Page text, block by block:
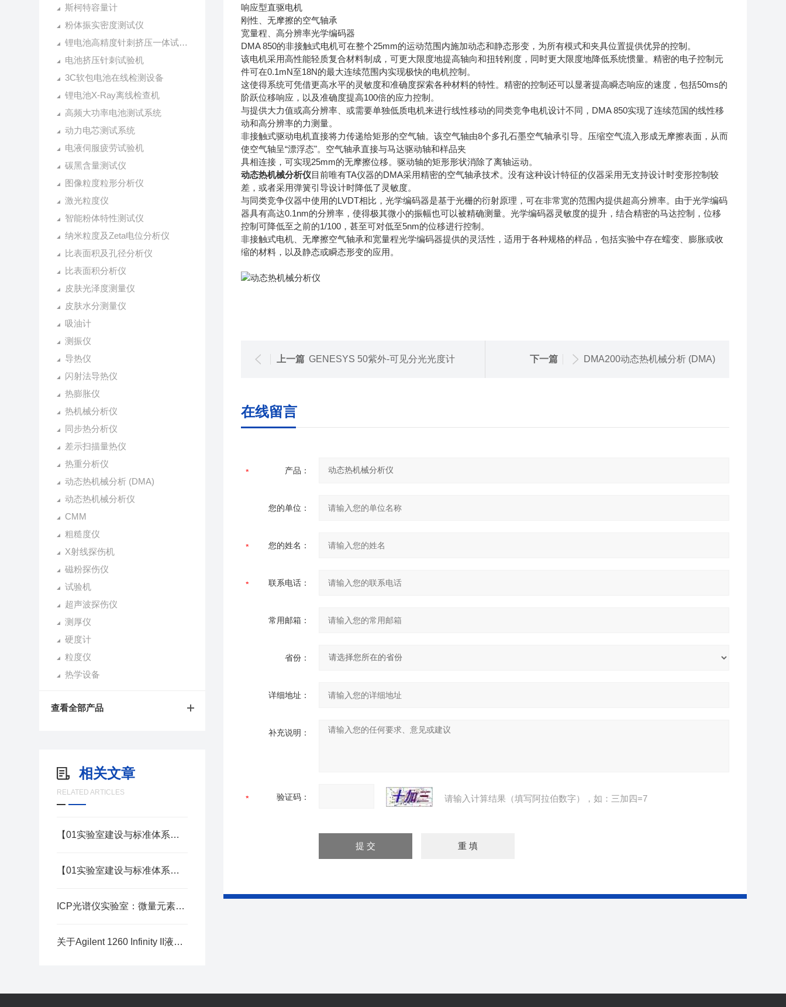
斯柯特容量计
粉体振实密度测试仪
锂电池高精度针刺挤压一体试验机
电池挤压针刺试验机
3C软包电池在线检测设备
锂电池X-Ray离线检查机
高频大功率电池测试系统
动力电芯测试系统
电液伺服疲劳试验机
碳黑含量测试仪
图像粒度粒形分析仪
激光粒度仪
智能粉体特性测试仪
纳米粒度及Zeta电位分析仪
比表面积及孔径分析仪
比表面积分析仪
皮肤光泽度测量仪
皮肤水分测量仪
吸油计
测振仪
导热仪
闪射法导热仪
热膨胀仪
热机械分析仪
同步热分析仪
差示扫描量热仪
热重分析仪
动态热机械分析 (DMA)
动态热机械分析仪
CMM
粗糙度仪
X射线探伤机
磁粉探伤仪
试验机
超声波探伤仪
测厚仪
硬度计
粒度仪
热学设备
查看全部产品
相关文章
RELATED ARTICLES
【01实验室建设与标准体系】之环境控制：温湿度振动一体化管控系统
【01实验室建设与标准体系】之计量溯源：ISO/IEC 17025实验室建设指南
ICP光谱仪实验室：微量元素分析的精密殿堂
关于Agilent 1260 Infinity II液相色谱系统的技术解析
响应型直驱电机
刚性、无摩擦的空气轴承
宽量程、高分辨率光学编码器
DMA 850的非接触式电机可在整个25mm的运动范围内施加动态和静态形变，为所有模式和夹具位置提供优异的控制。
该电机采用高性能轻质复合材料制成，可更大限度地提高轴向和扭转刚度，同时更大限度地降低系统惯量。精密的电子控制元
件可在0.1mN至18N的最大连续范围内实现极快的电机控制。
这使得系统可凭借更高水平的灵敏度和准确度探索各种材料的特性。精密的控制还可以显著提高瞬态响应的速度，包括50ms的
阶跃位移响应，以及准确度提高100倍的应力控制。
与提供大力值或高分辨率、或需要单独低质电机来进行线性移动的同类竞争电机设计不同，DMA 850实现了连续范国的线性移
动和高分辨率的力测量。
非接触式驱动电机直接将力传递给矩形的空气轴。该空气轴由8个多孔石墨空气轴承引导。压缩空气流入形成无摩擦表面，从而
使空气轴呈“漂浮态"。空气轴承直接与马达驱动轴和样品夹
具相连接，可实现25mm的无摩擦位移。驱动轴的矩形形状消除了离轴运动。
动态热机械分析仪目前唯有TA仪器的DMA采用精密的空气轴承技术。没有这种设计特征的仪器采用无支持设计时变形控制较
差，或者采用弹簧引导设计时降低了灵敏度。
与同类竞争仪器中使用的LVDT相比，光学编码器是基于光栅的衍射原理，可在非常宽的范围内提供超高分辨率。由于光学编码
器具有高达0.1nm的分辨率，使得极其微小的振幅也可以被精确测量。光学编码器灵敏度的提升，结合精密的马达控制，位移
控制可降低至之前的1/100，甚至可对低至5nm的位移进行控制。
非接触式电机、无摩擦空气轴承和宽量程光学编码器提供的灵活性，适用于各种规格的样品，包括实验中存在蠕变、膨胀或收
缩的材料，以及静态或瞬态形变的应用。
上一篇 GENESYS 50紫外-可见分光光度计 下一篇 DMA200动态热机械分析 (DMA)
在线留言
产品：
您的单位：
您的姓名：
联系电话：
常用邮箱：
省份：
详细地址：
补充说明：
验证码： 请输入计算结果（填写阿拉伯数字），如：三加四=7